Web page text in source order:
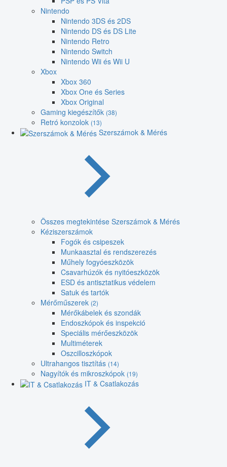
Nintendo
Nintendo 3DS és 2DS
Nintendo DS és DS Lite
Nintendo Retro
Nintendo Switch
Nintendo Wii és Wii U
Xbox
Xbox 360
Xbox One és Series
Xbox Original
Gaming kiegészítők (38)
Retró konzolok (13)
Szerszámok & Mérés
Összes megtekintése Szerszámok & Mérés
Kéziszerszámok
Fogók és csipeszek
Munkaasztal és rendszerezés
Műhely fogyóeszközök
Csavarhúzók és nyitóeszközök
ESD és antisztatikus védelem
Satuk és tartók
Mérőműszerek (2)
Mérőkábelek és szondák
Endoszkópok és inspekció
Speciális mérőeszközök
Multiméterek
Oszcilloszkópok
Ultrahangos tisztítás (14)
Nagyítók és mikroszkópok (19)
IT & Csatlakozás